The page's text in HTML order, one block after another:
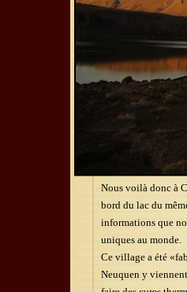
Nous voilà donc à
bord du lac du
informations que
uniques au monde.
Ce village a été
Neuquen y